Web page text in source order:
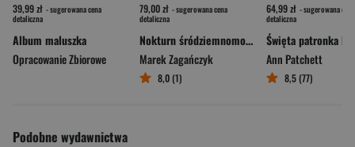
39,99 zł - sugerowana cena
detaliczna
Album maluszka
Opracowanie Zbiorowe
79,00 zł - sugerowana cena
detaliczna
Nokturn śródziemnomorski
Marek Zagańczyk
8,0 (1)
64,99 zł - sugerowana cena
detaliczna
Ann Patchett
8,5 (77)
Podobne wydawnictwa